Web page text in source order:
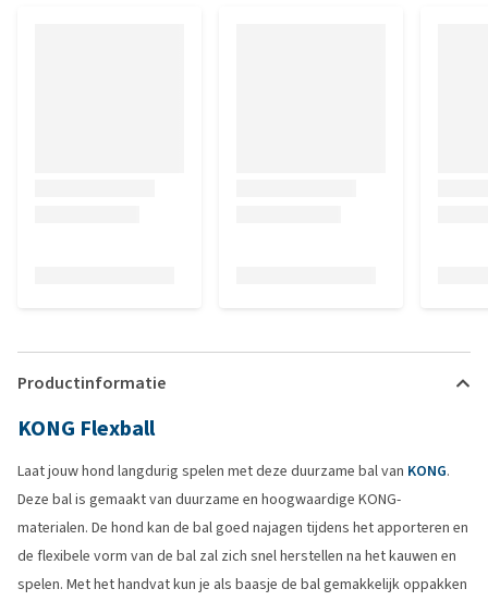
Productinformatie
KONG Flexball
Laat jouw hond langdurig spelen met deze duurzame bal van KONG.
Deze bal is gemaakt van duurzame en hoogwaardige KONG-
materialen. De hond kan de bal goed najagen tijdens het apporteren en
de flexibele vorm van de bal zal zich snel herstellen na het kauwen en
spelen. Met het handvat kun je als baasje de bal gemakkelijk oppakken